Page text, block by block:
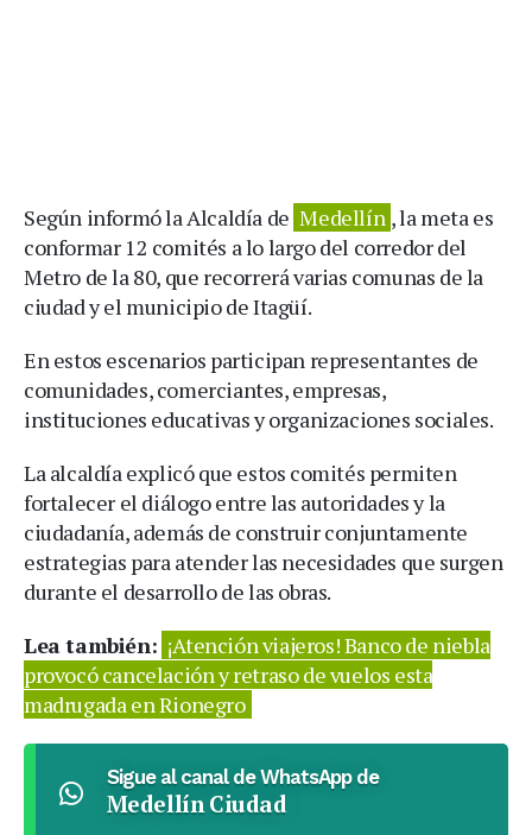
Según informó la Alcaldía de Medellín , la meta es
conformar 12 comités a lo largo del corredor del
Metro de la 80, que recorrerá varias comunas de la
ciudad y el municipio de Itagüí.
En estos escenarios participan representantes de
comunidades, comerciantes, empresas,
instituciones educativas y organizaciones sociales.
La alcaldía explicó que estos comités permiten
fortalecer el diálogo entre las autoridades y la
ciudadanía, además de construir conjuntamente
estrategias para atender las necesidades que surgen
durante el desarrollo de las obras.
Lea también: ¡Atención viajeros! Banco de niebla
provocó cancelación y retraso de vuelos esta
madrugada en Rionegro
Sigue al canal de WhatsApp de
Medellín Ciudad